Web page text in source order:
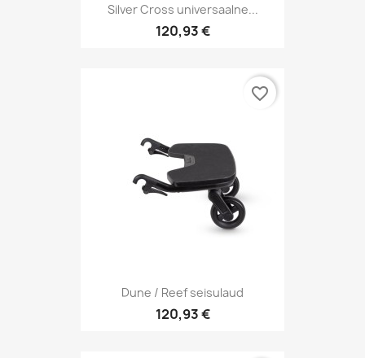
Silver Cross universaalne...
120,93 €
Dune / Reef seisulaud
120,93 €
favorite_border